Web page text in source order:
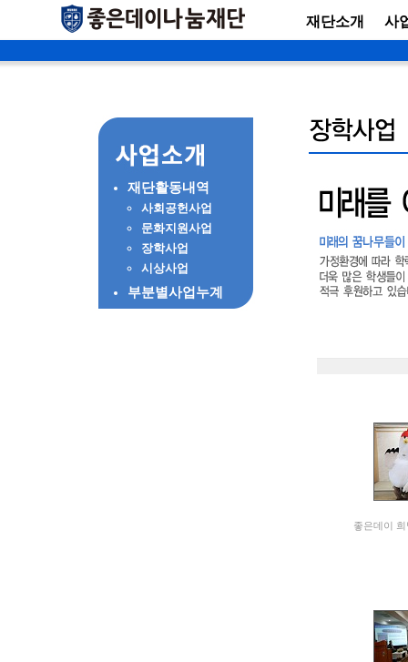
재단소개 사
재단활동내역
사회공헌사업
문화지원사업
장학사업
시상사업
부분별사업누계
좋은데이